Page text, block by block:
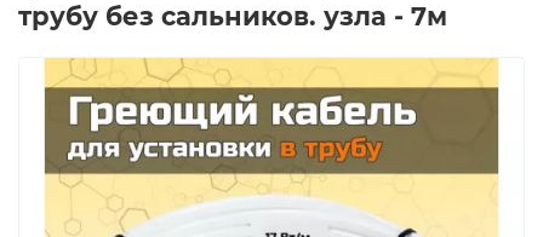
трубу без сальников. узла - 7м